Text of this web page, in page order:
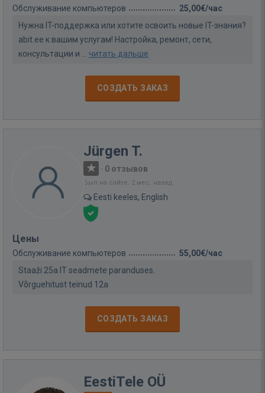
Обслуживание компьютеров
25,00€/час
Нужна IT-поддержка или хотите освоить новые IT-знания?
abit.ee к вашим услугам! Настройка, ремонт, сети,
консультации и ... читать дальше
СОЗДАТЬ ЗАКАЗ
Jürgen T.
· 0 отзывов
Был на сайте: 2 мес. назад
Eesti keeles, English
Цены
Обслуживание компьютеров
55,00€/час
Staaži 25a IT seadmete paranduses.
Võrguehitust teinud 12a
СОЗДАТЬ ЗАКАЗ
EestiTele OÜ